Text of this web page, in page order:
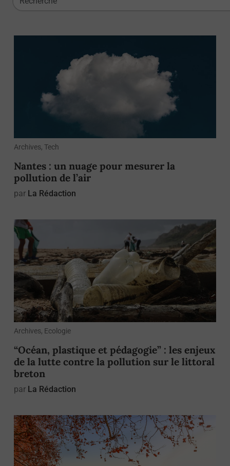
Archives, Tech
Nantes : un nuage pour mesurer la
pollution de l’air
par La Rédaction
Archives, Ecologie
“Océan, plastique et pédagogie” : les enjeux
de la lutte contre la pollution sur le littoral
breton
par La Rédaction